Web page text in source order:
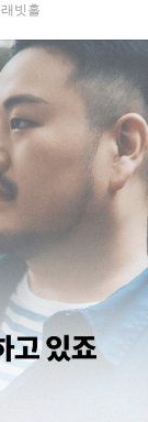
래빗홀